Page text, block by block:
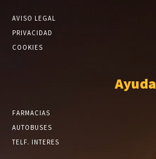
AVISO LEGAL
PRIVACIDAD
COOKIES
Ayuda
FARMACIAS
AUTOBUSES
TELF. INTERES